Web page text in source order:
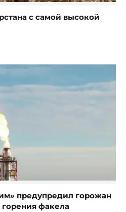
с самой высокой
предупредил горожан
факела